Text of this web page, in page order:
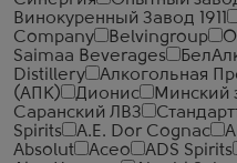
Винокуренный Завод 1911
Company
Belvingroup
Saimaa Beverages
Distillery
Алкогольная
(АПК)
Дионис
Минский
Саранский ЛВЗ
Spirits
A.E. Dor Cognac
Absolut
Aceo ADS Spirits